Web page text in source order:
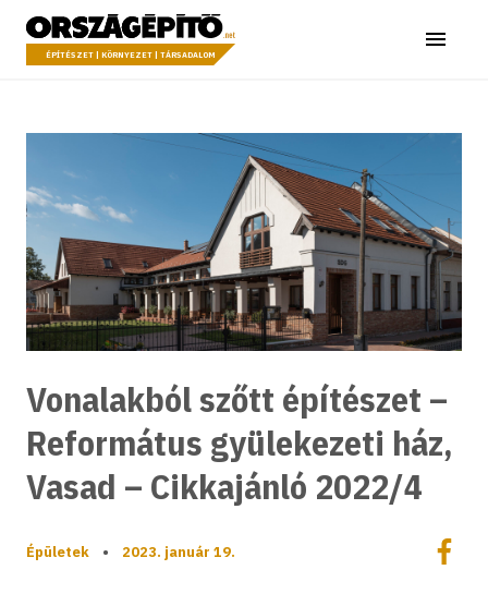
a tartalomhoz
Országépítő
ÉPÍTÉSZET | KÖRNYEZET | TÁRSADALOM Menü
Vonalakból szőtt építészet –
Református gyülekezeti ház,
Vasad – Cikkajánló 2022/4
Épületek • 2023. január 19.